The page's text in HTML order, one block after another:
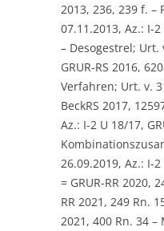
2013, 236, 239 f.
07.11.2013, Az.: I-2
– Desogestrel; Urt.
GRUR-RS 2016,
Verfahren; Urt. v.
BeckRS 2017,
Az.: I-2 U 18/17,
26.09.2019, Az.: I-
= GRUR-RR 2020,
RR 2021, 249 Rn.
2021, 400 Rn. 34 –